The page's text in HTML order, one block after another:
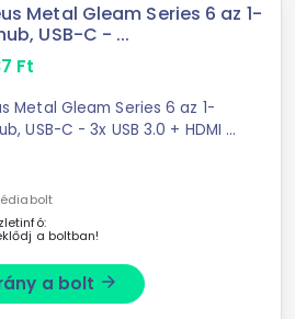
Metal Gleam Series 6 az 1-
USB-C - ...
Ft
Metal Gleam Series 6 az 1-
USB-C - 3x USB 3.0 + HDMI +
a boltban!
a bolt arrow_forward